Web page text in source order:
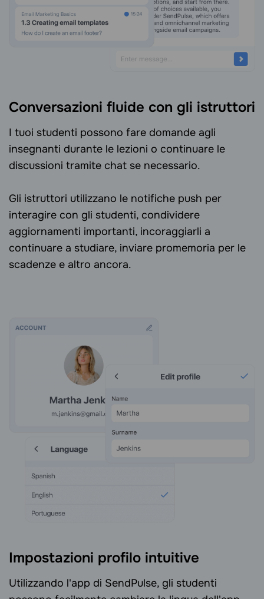
Conversazioni fluide con gli istruttori
I tuoi studenti possono fare domande agli
insegnanti durante le lezioni o continuare le
discussioni tramite chat se necessario.
Gli istruttori utilizzano le notifiche push per
interagire con gli studenti, condividere
aggiornamenti importanti, incoraggiarli a
continuare a studiare, inviare promemoria per le
scadenze e altro ancora.
Impostazioni profilo intuitive
Utilizzando l'app di SendPulse, gli studenti